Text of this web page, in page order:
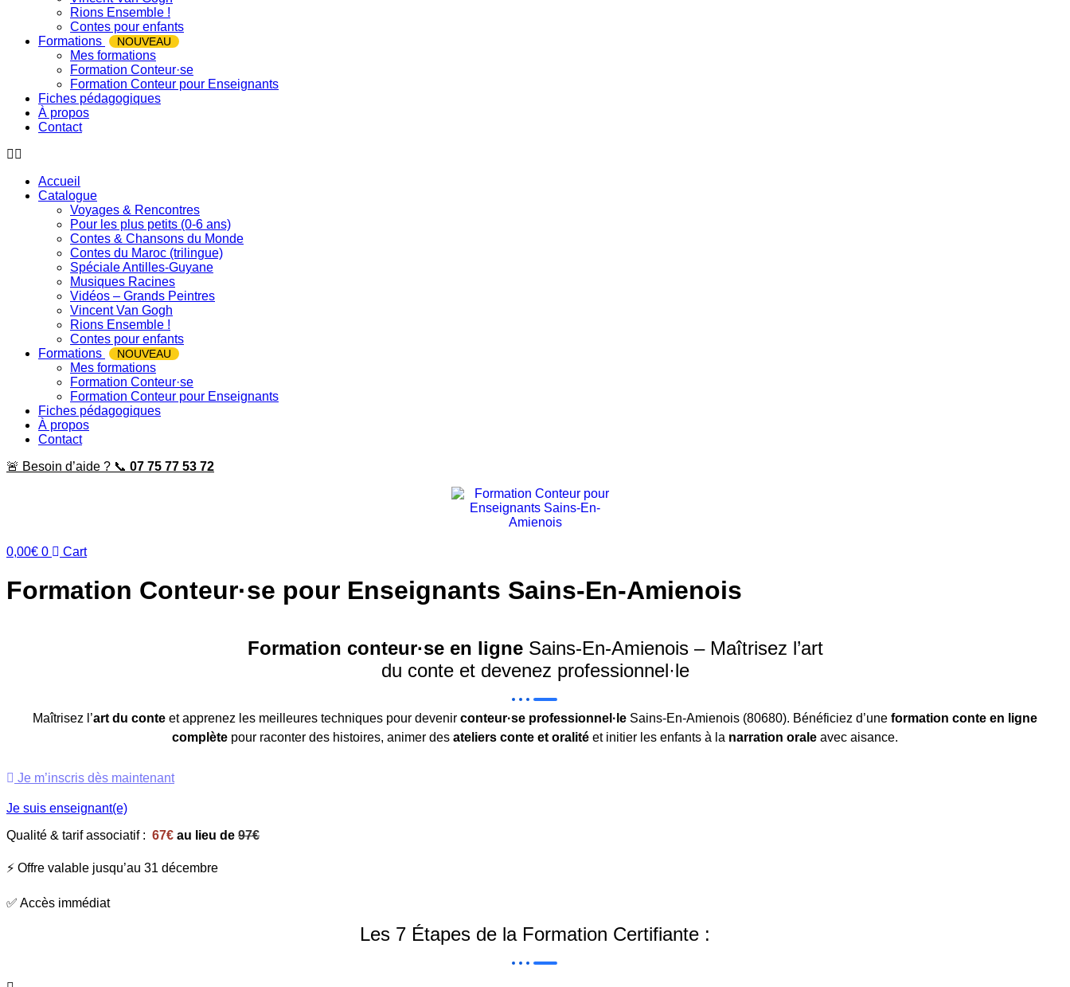
Rions Ensemble !
Contes pour enfants
Formations
NOUVEAU
Mes formations
Formation Conteur·se
Formation Conteur pour Enseignants
Fiches pédagogiques
À propos
Contact
Accueil
Catalogue
Voyages & Rencontres
Pour les plus petits (0-6 ans)
Contes & Chansons du Monde
Contes du Maroc (trilingue)
Spéciale Antilles-Guyane
Musiques Racines
Vidéos – Grands Peintres
Vincent Van Gogh
Rions Ensemble !
Contes pour enfants
Formations
NOUVEAU
Mes formations
Formation Conteur·se
Formation Conteur pour Enseignants
Fiches pédagogiques
À propos
Contact
🚨 Besoin d’aide ? 📞 07 75 77 53 72
0,00€ 0 Cart
Formation Conteur·se pour Enseignants Sains-En-Amienois
Formation conteur·se en ligneSains-En-Amienois – Maîtrisez l’art
du conte et devenez professionnel·le
Maîtrisez l’art du conte et apprenez les meilleures techniques pour devenir conteur·se professionnel·le Sains-En-Amienois (80680). Bénéficiez d’une formation conte en ligne
complète pour raconter des histoires, animer des ateliers conte et oralité et initier les enfants à la narration orale avec aisance.
Je m’inscris dès maintenant
Je suis enseignant(e)
Qualité & tarif associatif : 67€ au lieu de 97€
⚡ Offre valable jusqu’au 31 décembre
✅ Accès immédiat
Les 7 Étapes de la Formation Certifiante :